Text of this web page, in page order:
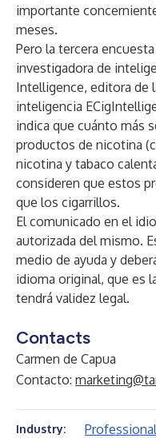
importante
meses.
Pero la tercera
investigadora de
Intelligence, editora de
inteligencia
indica que cuánto más
productos de nicotina
nicotina y tabaco
consideren que estos
que los cigarrillos.
El comunicado en el
autorizada del mismo.
medio de ayuda y
idioma original, que es
tendrá validez legal.
Contacts
Carmen de Capua
Contacto:
Industry: